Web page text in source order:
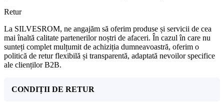
Retur
La SILVESROM, ne angajăm să oferim produse și servicii de cea
mai înaltă calitate partenerilor noștri de afaceri. În cazul în care nu
sunteți complet mulțumit de achiziția dumneavoastră, oferim o
politică de retur flexibilă și transparentă, adaptată nevoilor specifice
ale clienților B2B.
CONDIȚII DE RETUR